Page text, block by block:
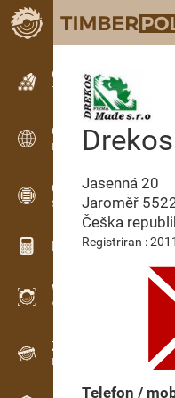
Oglašavanje
Tekstualni oglasi
Oglašavanje
Međunarodne oglasne
OPTI-TIMB
Sheme piljenja
Kalkulatori za drvo
WoodProfi
Volumen drva s AI
Zapisnik
Evidencija drva na terenu
Jasenná 20
Jaroměř
Češka
Registriran : 2011
Telefon /